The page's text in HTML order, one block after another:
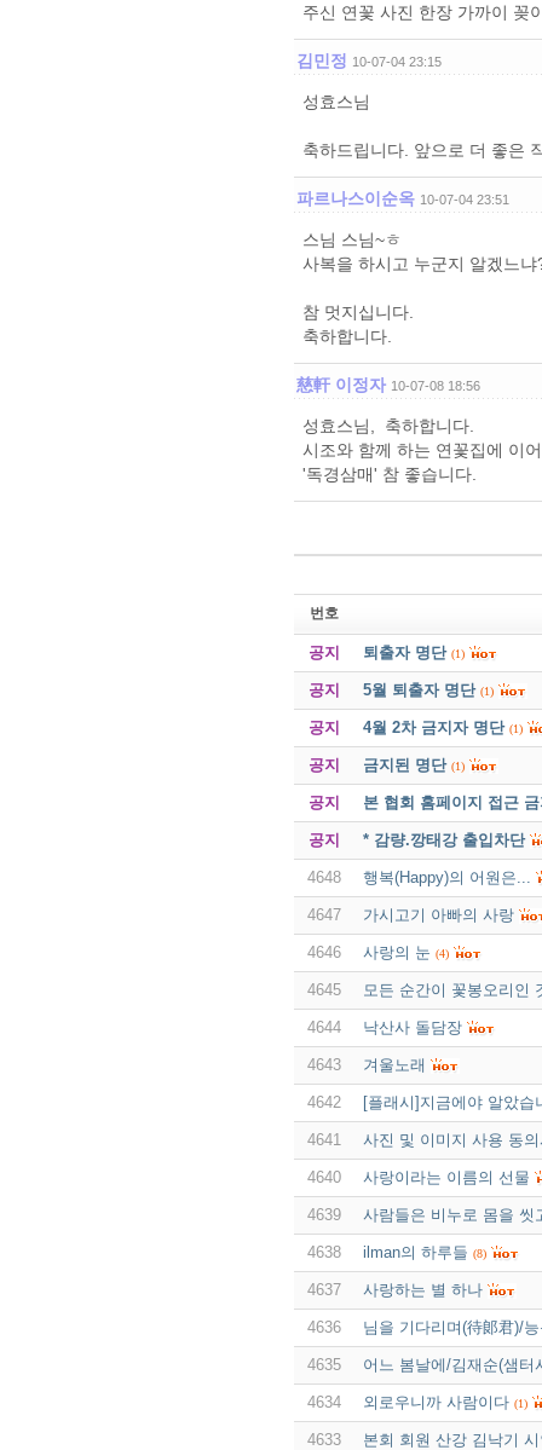
주신 연꽃 사진 한장 가까이 꽂
김민정 10-07-04 23:15
성효스님
축하드립니다. 앞으로 더 좋은
파르나스이순옥 10-07-04 23:51
스님 스님~ㅎ
사복을 하시고 누군지 알겠느
참 멋지십니다.
축하합니다.
慈軒 이정자 10-07-08 18:56
성효스님, 축하합니다.
시조와 함께 하는 연꽃집에 이
'독경삼매' 참 좋습니다.
번호
공지 퇴출자 명단 (1)
공지 5월 퇴출자 명단 (1)
공지 4월 2차 금지자 명단 (1)
공지 금지된 명단 (1)
공지 본 협회 홈페이지 접근
공지 * 감량.깡태강 출입차단
4648 행복(Happy)의 어원은...
4647 가시고기 아빠의 사랑
4646 사랑의 눈 (4)
4645 모든 순간이 꽃봉오리인
4644 낙산사 돌담장
4643 겨울노래
4642 [플래시]지금에야 알았습
4641 사진 및 이미지 사용 동
4640 사랑이라는 이름의 선물
4639 사람들은 비누로 몸을 씻
4638 ilman의 하루들 (8)
4637 사랑하는 별 하나
4636 님을 기다리며(待郞君)/
4635 어느 봄날에/김재순(샘터
4634 외로우니까 사람이다 (1)
4633 본회 회원 산강 김낙기